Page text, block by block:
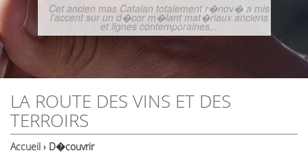
Cet ancien mas Catalan totalement r�nov� a mis
l'accent sur un d�cor m�lant mat�riaux anciens
et lignes contemporaines...
LA ROUTE DES VINS ET DES
TERROIRS
Accueil › D�couvrir